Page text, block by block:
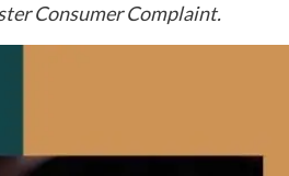
Consumer Complaint.